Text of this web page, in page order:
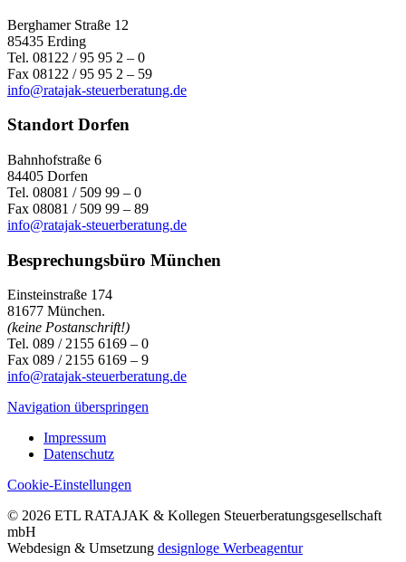
Berghamer Straße 12
85435 Erding
Tel. 08122 / 95 95 2 – 0
Fax 08122 / 95 95 2 – 59
info@ratajak-steuerberatung.de
Standort Dorfen
Bahnhofstraße 6
84405 Dorfen
Tel. 08081 / 509 99 – 0
Fax 08081 / 509 99 – 89
info@ratajak-steuerberatung.de
Besprechungsbüro München
Einsteinstraße 174
81677 München.
(keine Postanschrift!)
Tel. 089 / 2155 6169 – 0
Fax 089 / 2155 6169 – 9
info@ratajak-steuerberatung.de
Navigation überspringen
Impressum
Datenschutz
Cookie-Einstellungen
© 2026 ETL RATAJAK & Kollegen Steuerberatungsgesellschaft
mbH
Webdesign & Umsetzung designloge Werbeagentur